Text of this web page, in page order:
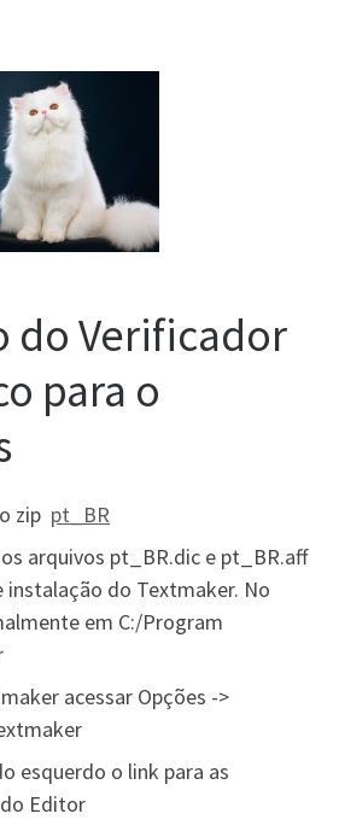
do Verificador
para o
zip pt_BR
arquivos pt_BR.dic e pt_BR.aff
instalação do Textmaker. No
em C:/Program
acessar Opções ->
esquerdo o link para as
Editor